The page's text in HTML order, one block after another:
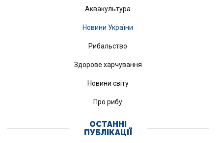
Аквакультура
Новини України
Рибальство
Здорове харчування
Новини світу
Про рибу
ОСТАННІ
ПУБЛІКАЦІЇ